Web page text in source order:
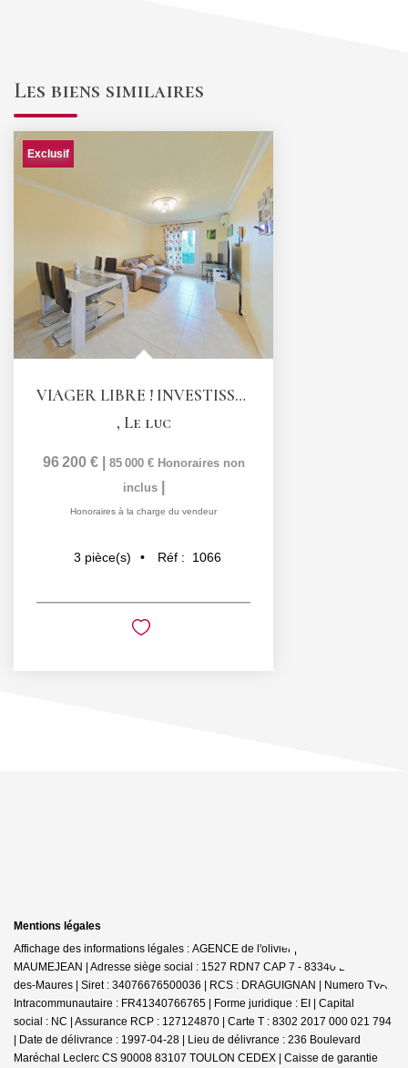
Les biens similaires
Exclusif
VIAGER LIBRE ! INVESTISSEMENT LOCATIF ATTRACTIF !...
, Le luc
96 200 € 85 000 € Honoraires non
inclus
Honoraires à la charge du vendeur
3 pièce(s) Réf : 1066
Mentions légales
Affichage des informations légales : AGENCE de l'olivier | Raison sociale : D
MAUMEJEAN | Adresse siège social : 1527 RDN7 CAP 7 - 83340 Le Cannet-
des-Maures | Siret : 34076676500036 | RCS : DRAGUIGNAN | Numero TVA
Intracommunautaire : FR41340766765 | Forme juridique : EI | Capital
social : NC | Assurance RCP : 127124870 | Carte T : 8302 2017 000 021 794
| Date de délivrance : 1997-04-28 | Lieu de délivrance : 236 Boulevard
Maréchal Leclerc CS 90008 83107 TOULON CEDEX | Caisse de garantie